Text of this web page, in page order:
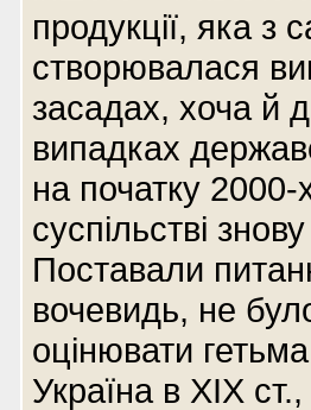
продукції, яка з
створювалася
засадах, хоча й
випадках
на початку 2000-
суспільстві
Поставали
вочевидь, не
оцінювати
Україна в XIX